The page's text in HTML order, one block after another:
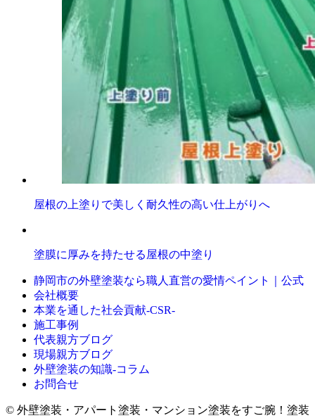
屋根の上塗りで美しく耐久性の高い仕上がりへ
塗膜に厚みを持たせる屋根の中塗り
静岡市の外壁塗装なら職人直営の愛情ペイント｜公式
会社概要
本業を通した社会貢献-CSR-
施工事例
代表親方ブログ
現場親方ブログ
外壁塗装の知識‐コラム
お問合せ
© 外壁塗装・アパート塗装・マンション塗装をすご腕！塗装